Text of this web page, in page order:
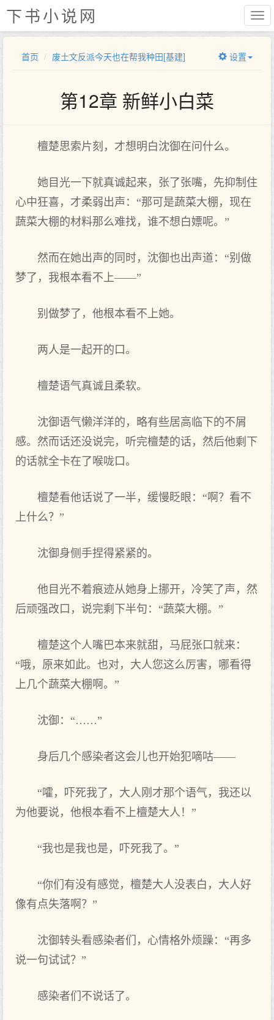
下书小说网
首页 废土文反派今天也在帮我种田[基建] 设置
第12章 新鲜小白菜
檀楚思索片刻，才想明白沈御在问什么。
她目光一下就真诚起来，张了张嘴，先抑制住
心中狂喜，才柔弱出声：“那可是蔬菜大棚，现在
蔬菜大棚的材料那么难找，谁不想白嫖呢。”
然而在她出声的同时，沈御也出声道：“别做
梦了，我根本看不上——”
别做梦了，他根本看不上她。
两人是一起开的口。
檀楚语气真诚且柔软。
沈御语气懒洋洋的，略有些居高临下的不屑
感。然而话还没说完，听完檀楚的话，然后他剩下
的话就全卡在了喉咙口。
檀楚看他话说了一半，缓慢眨眼：“啊？看不
上什么？”
沈御身侧手捏得紧紧的。
他目光不着痕迹从她身上挪开，冷笑了声，然
后顽强改口，说完剩下半句：“蔬菜大棚。”
檀楚这个人嘴巴本来就甜，马屁张口就来：
“哦，原来如此。也对，大人您这么厉害，哪看得
上几个蔬菜大棚啊。”
沈御：“……”
身后几个感染者这会儿也开始犯嘀咕——
“嚯，吓死我了，大人刚才那个语气，我还以
为他要说，他根本看不上檀楚大人！”
“我也是我也是，吓死我了。”
“你们有没有感觉，檀楚大人没表白，大人好
像有点失落啊？”
沈御转头看感染者们，心情格外烦躁：“再多
说一句试试？”
感染者们不说话了。